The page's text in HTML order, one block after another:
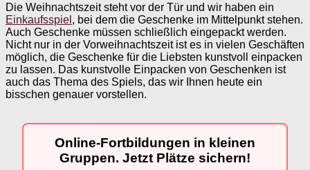
Die Weihnachtszeit steht vor der Tür und wir haben ein
Einkaufsspiel , bei dem die Geschenke im Mittelpunkt stehen.
Auch Geschenke müssen schließlich eingepackt werden.
Nicht nur in der Vorweihnachtszeit ist es in vielen Geschäften
möglich, die Geschenke für die Liebsten kunstvoll einpacken
zu lassen. Das kunstvolle Einpacken von Geschenken ist
auch das Thema des Spiels, das wir Ihnen heute ein
bisschen genauer vorstellen.
Online-Fortbildungen in kleinen
Gruppen. Jetzt Plätze sichern!